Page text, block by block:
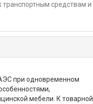
транспортным средствам и
при одновременном
мебели. К товарной